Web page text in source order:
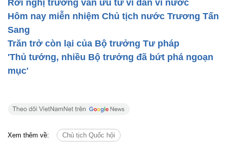
Rời nghị trường vẫn ưu tư vì dân vì nước
Hôm nay miễn nhiệm Chủ tịch nước Trương Tấn
Sang
Trăn trở còn lại của Bộ trưởng Tư pháp
'Thủ tướng, nhiều Bộ trưởng đã bứt phá ngoạn
mục'
Xem thêm về: Chủ tịch Quốc hội